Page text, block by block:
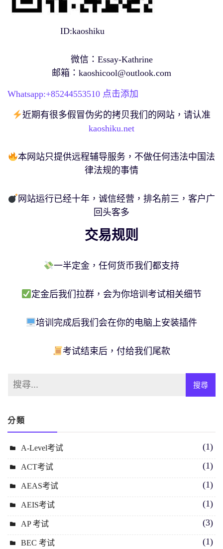
ID:kaoshiku
微信：Essay-Kathrine
邮箱： kaoshicool@outlook.com
Whatsapp:+85244553510 点击添加
近期有很多假冒伪劣的拷贝我们的网站，请认准
kaoshiku.net
本网站只提供远程辅导服务，不做任何违法中国法
律法规的事情
网站运行已经十年，诚信经营，排名前三，客户广
回头客多
交易规则
一半定金，任何货币我们都支持
定金后我们拉群，会为你培训考试相关细节
培训完成后我们会在你的电脑上安装插件
考试结束后，付给我们尾款
分類
A-Level考试 (1)
ACT考试 (1)
AEAS考试 (1)
AEIS考试 (1)
AP 考试 (3)
BEC 考试 (1)